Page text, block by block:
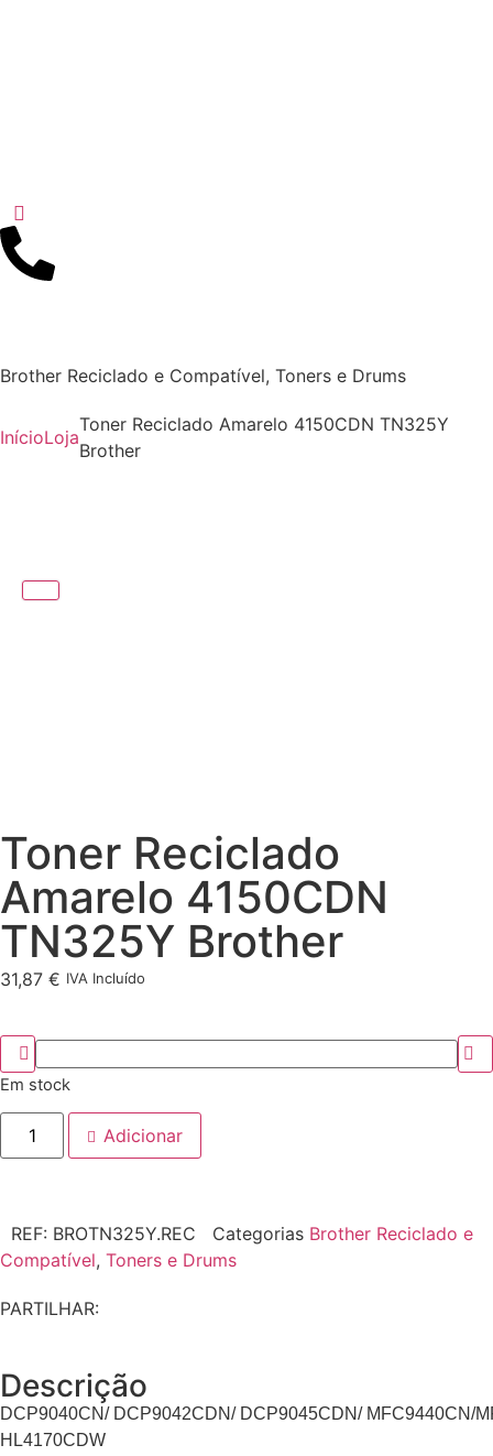
Brother Reciclado e Compatível, Toners e Drums
InícioLoja
Toner Reciclado Amarelo 4150CDN TN325Y
Brother
Toner Reciclado
Amarelo 4150CDN
TN325Y Brother
31,87 € IVA Incluído
Em stock
Adicionar
REF: BROTN325Y.REC Categorias Brother Reciclado e
Compatível, Toners e Drums
PARTILHAR:
Descrição
DCP9040CN/ DCP9042CDN/ DCP9045CDN/ MFC9440CN/
HL4170CDW